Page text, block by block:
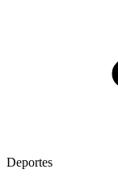
Deportes